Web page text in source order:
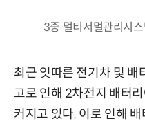
3중 멀티서멀관리시
최근 잇따른 전기차 및 배
고로 인해 2차전지 배터
커지고 있다. 이로 인해